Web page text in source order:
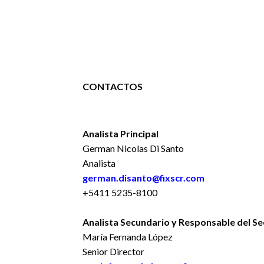
CONTACTOS
Analista Principal
German Nicolas Di Santo
Analista
german.disanto@fixscr.com
+5411 5235-8100
Analista Secundario y Responsable del
María Fernanda López
Senior Director